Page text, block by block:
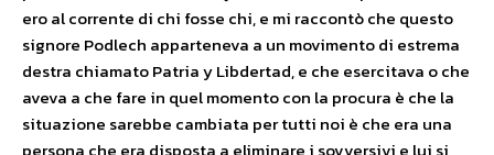
ero al corrente di chi fosse chi, e mi raccontò che questo
signore Podlech apparteneva a un movimento di estrema
destra chiamato Patria y Libdertad, e che esercitava o che
aveva a che fare in quel momento con la procura è che la
situazione sarebbe cambiata per tutti noi è che era una